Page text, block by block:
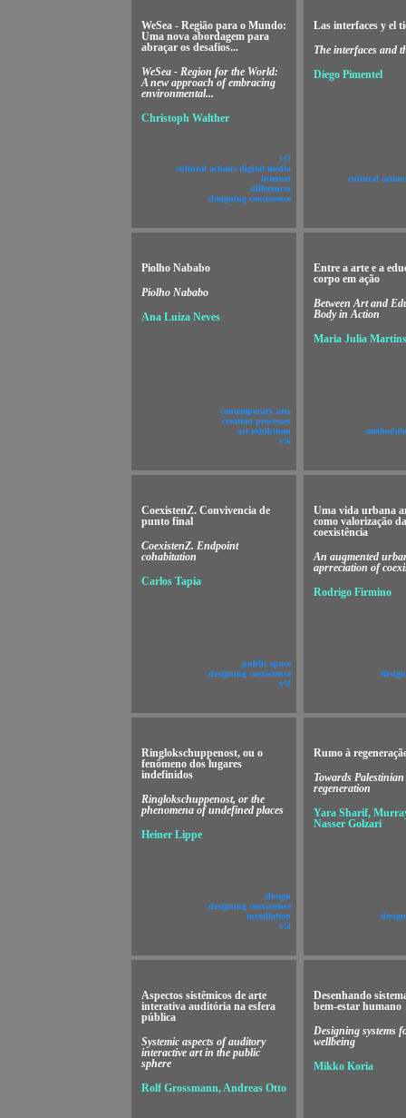
WeSea - Região para o Mundo:
Uma nova abordagem para
abraçar os desafios...
WeSea - Region for the World:
A new approach of embracing
environmental...
Christoph Walther
v!7
cultural actions digital media
internet
differences
designing coexistence
Las interfaces y el
The interfaces and
Diego Pimentel
cultural
Piolho Nababo
Piolho Nababo
Ana Luiza Neves
contemporary arts
creation processes
art exhibition
v!6
Entre a arte e a
corpo em ação
Between Art and
Body in Action
Maria Julia Martins
CoexistenZ. Convivencia de
punto final
CoexistenZ. Endpoint
cohabitation
Carlos Tapia
public space
designing coexistence
v!4
Uma vida urbana
como valorização da
coexistência
An augmented
aprreciation of
Rodrigo Firmino
Ringlokschuppenost, ou o
fenômeno dos lugares
indefinidos
Ringlokschuppenost, or the
phenomena of undefined places
Heiner Lippe
design
designing coexistence
installation
v!4
Rumo à
Towards Palestinian
regeneration
Yara Sharif,
Nasser Golzari
Aspectos sistêmicos de arte
interativa auditória na esfera
pública
Systemic aspects of auditory
interactive art in the public
sphere
Rolf Grossmann, Andreas Otto
Desenhando
bem-estar humano
Designing systems
wellbeing
Mikko Koria